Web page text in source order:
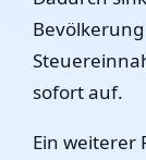
sofort auf.
Ein weiterer